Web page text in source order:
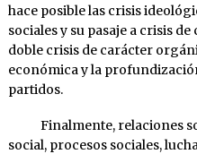
hace posible las crisis
sociales y su pasaje a crisis
doble crisis de carácter
económica y la
partidos.
Finalmente, relaciones
social, procesos sociales,